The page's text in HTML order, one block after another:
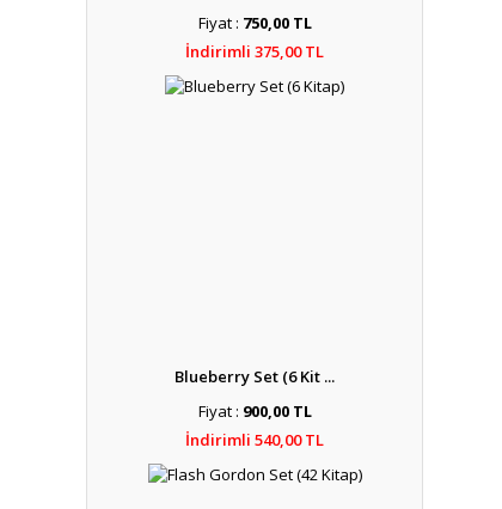
Fiyat : 750,00 TL
İndirimli 375,00 TL
Blueberry Set (6 Kit ...
Fiyat : 900,00 TL
İndirimli 540,00 TL